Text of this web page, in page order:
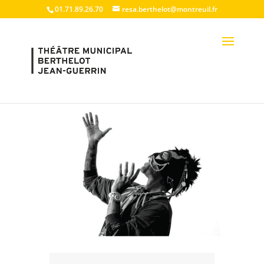
01.71.89.26.70 resa.berthelot@montreuil.fr